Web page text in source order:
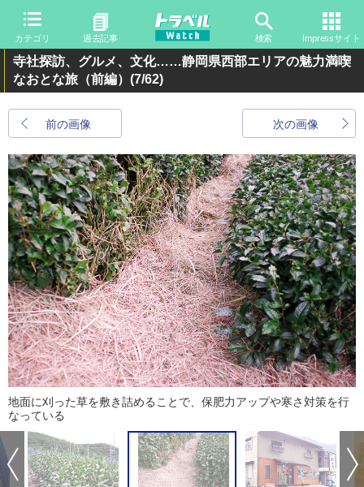
カテゴリ 過去記事 検索 Impressサイト
寺社探訪、グルメ、文化……静岡県西部エリアの魅力満喫
なおとな旅（前編） (7/62)
前の画像 次の画像
地面に刈った草を敷き詰めることで、保肥力アップや寒さ対策を行
なっている